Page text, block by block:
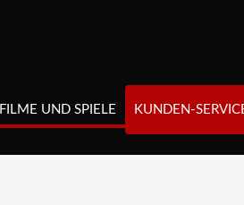
FILME UND SPIELE KUNDEN-